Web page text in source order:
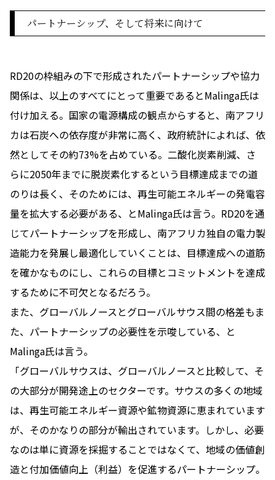
パートナーシップ、そして将来に向けて
RD20の枠組みの下で形成されたパートナーシップや協力
関係は、以上のすべてにとって重要であるとMalinga氏は
付け加える。国家の電源構成の観点からすると、南アフリ
カは石炭への依存度が非常に高く、政府統計によれば、依
然としてその約73%を占めている。二酸化炭素削減、さ
らに2050年までに脱炭素化するという目標達成までの道
のりは長く、そのためには、再生可能エネルギーの発電容
量を拡大する必要がある、とMalinga氏は言う。RD20を通
じてパートナーシップを形成し、南アフリカ独自の電力製
造能力を発展し最適化していくことは、目標達成への道筋
を確かなものにし、これらの目標とコミットメントを達成
するために不可欠となるだろう。
また、グローバルノースとグローバルサウス間の格差もま
た、パートナーシップの必要性を示唆している、と
Malinga氏は言う。
「グローバルサウスは、グローバルノースと比較して、そ
の大部分が開発途上のセクターです。サウスの多くの地域
は、再生可能エネルギー資源や鉱物資源に恵まれています
が、そのかなりの部分が輸出されています。しかし、必要
なのは単に資源を採掘することではなくて、地域の価値創
造と付加価値向上（利益）を促進するパートナーシップ。